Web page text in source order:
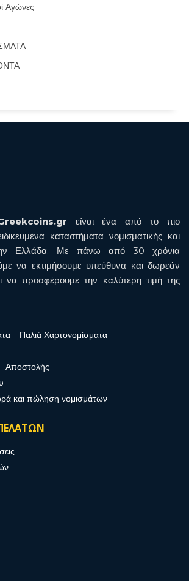
Αγώνες
είναι ένα από το πιο
καταστήματα νομισματικής και
Ελλάδα. Με πάνω από 30 χρόνια
να εκτιμήσουμε υπεύθυνα και δωρεάν
να προσφέρουμε την καλύτερη τιμή της
– Παλιά Χαρτονομίσματα
Αποστολής
και πώληση νομισμάτων